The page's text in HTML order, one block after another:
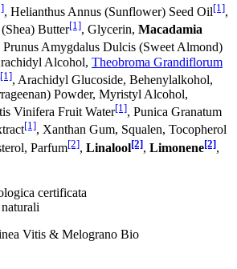
, Helianthus Annus (Sunflower) Seed Oil[1],
Butter[1], Glycerin, Macadamia
Prunus Amygdalus Dulcis (Sweet Almond)
Alcohol, Theobroma Grandiflorum
[1], Arachidyl Glucoside, Behenylalkohol,
Powder, Myristyl Alcohol,
Vinifera Fruit Water[1], Punica Granatum
[1], Xanthan Gum, Squalen, Tocopherol
Parfum[2], Linalool[2], Limonene[2],
certificata
Vitis & Melograno Bio